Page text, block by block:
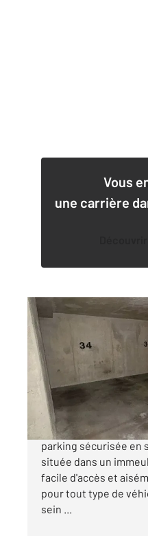
Vous
une carrière
PARIS 75020
Ref : 15263
Parking à vendre
15 500
Paris 20e Rue de
parking sécurisée en
située dans un
facile d'accès et
pour tout type de
sein ...